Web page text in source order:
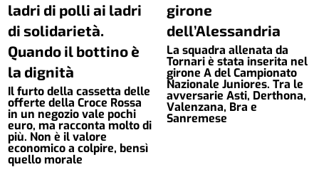
ladri di polli ai ladri
di solidarietà.
Quando il bottino è
la dignità
Il furto della cassetta delle
offerte della Croce Rossa
in un negozio vale pochi
euro, ma racconta molto di
più. Non è il valore
economico a colpire, bensì
quello morale
girone
dell’Alessandria
La squadra allenata da
Tornari è stata inserita nel
girone A del Campionato
Nazionale Juniores. Tra le
avversarie Asti, Derthona,
Valenzana, Bra e
Sanremese